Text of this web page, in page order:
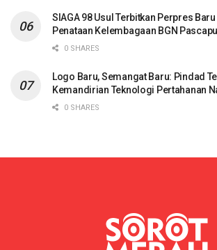
SIAGA 98 Usul Terbitkan Perpres
Penataan Kelembagaan BGN
0 SHARES
Logo Baru, Semangat Baru: Pindad
Kemandirian Teknologi Pertahanan
0 SHARES